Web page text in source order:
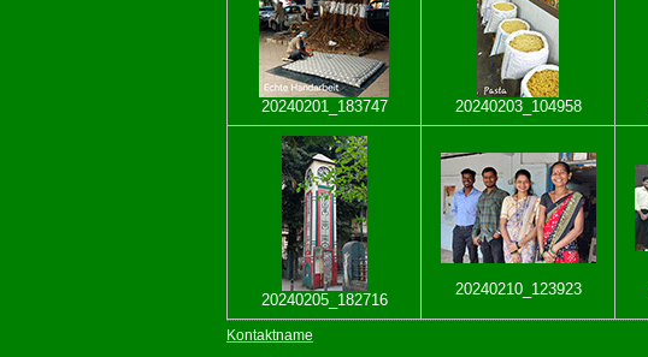
20240201_183747 20240203_104958
20240205_182716
20240210_123923
Kontaktname